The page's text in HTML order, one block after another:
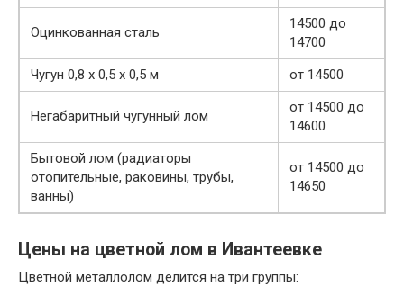
Оцинкованная сталь
14500 до
14700
Чугун 0,8 х 0,5 х 0,5 м
от 14500
Негабаритный чугунный лом
от 14500 до
14600
Бытовой лом (радиаторы
отопительные, раковины, трубы,
ванны)
от 14500 до
14650
Цены на цветной лом в Ивантеевке
Цветной металлолом делится на три группы: